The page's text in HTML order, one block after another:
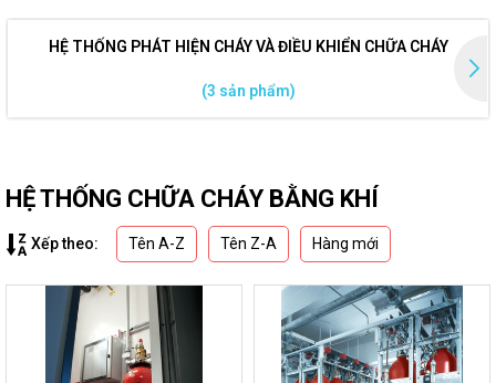
HỆ THỐNG PHÁT HIỆN CHÁY VÀ ĐIỀU KHIỂN CHỮA CHÁY
(3 sản phẩm)
HỆ THỐNG CHỮA CHÁY BẰNG KHÍ
Xếp theo: Tên A-Z Tên Z-A Hàng mới